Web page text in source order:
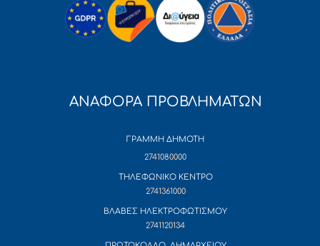
ΑΝΑΦΟΡΑ ΠΡΟΒΛΗΜΑΤΩΝ
ΓΡΑΜΜΗ ΔΗΜΟΤΗ
2741080000
ΤΗΛΕΦΩΝΙΚΟ ΚΕΝΤΡΟ
2741361000
ΒΛΑΒΕΣ ΗΛΕΚΤΡΟΦΩΤΙΣΜΟΥ
2741120134